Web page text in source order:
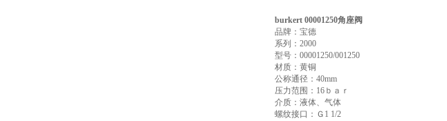
burkert 00001250角座阀
品牌：宝德
系列：2000
型号：00001250/001250
材质：黄铜
公称通径：40mm
压力范围：16ｂａｒ
介质：液体、气体
螺纹接口：Ｇ1 1/2